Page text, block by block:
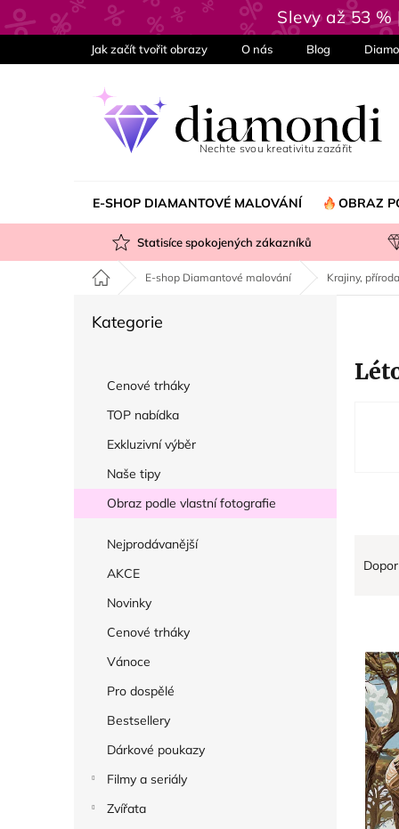
Přejít
na
Slevy až 53 %
Jak začít tvořit obrazy O nás Blog
E-SHOP DIAMANTOVÉ MALOVÁNÍ OBRAZ
Statisíce spokojených zákazníků
Domů E-shop Diamantové malování Krajiny,
Přeskočit
Kategorie
Cenové trháky
TOP nabídka
Exkluzivní výběr
Naše tipy
Obraz podle vlastní fotografie
Nejprodávanější
AKCE
Novinky
Cenové trháky
Vánoce
Pro dospělé
Bestsellery
Dárkové poukazy
Filmy a seriály
Zvířata